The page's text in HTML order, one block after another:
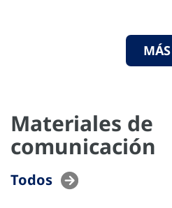
MÁS
Materiales de
comunicación
Todos